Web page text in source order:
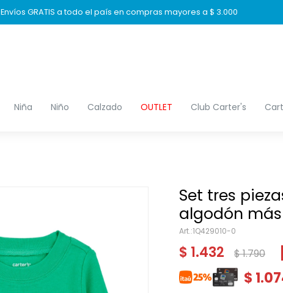
Envíos GRATIS a todo el país en compras mayores a $ 3.000
Niña Niño Calzado OUTLET Club Carter's
Set tres
algodón
1Q429010-0
$ 1.432 $1.790
$